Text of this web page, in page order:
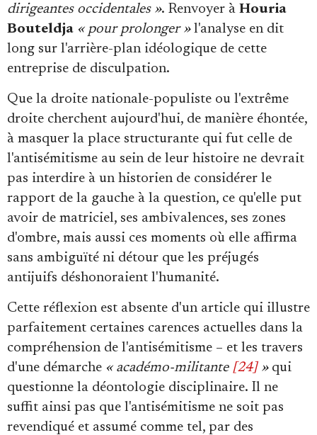
dirigeantes occidentales ». Renvoyer à Houria
Bouteldja « pour prolonger »l'analyse en dit
long sur l'arrière-plan idéologique de cette
entreprise de disculpation.
Que la droite nationale-populiste ou l'extrême
droite cherchent aujourd'hui, de manière éhontée,
à masquer la place structurante qui fut celle de
l'antisémitisme au sein de leur histoire ne devrait
pas interdire à un historien de considérer le
rapport de la gauche à la question, ce qu'elle put
avoir de matriciel, ses ambivalences, ses zones
d'ombre, mais aussi ces moments où elle affirma
sans ambiguïté ni détour que les préjugés
antijuifs déshonoraient l'humanité.
Cette réflexion est absente d'un article qui illustre
parfaitement certaines carences actuelles dans la
compréhension de l'antisémitisme – et les travers
d'une démarche « académo-militante [24]»qui
questionne la déontologie disciplinaire. Il ne
suffit ainsi pas que l'antisémitisme ne soit pas
revendiqué et assumé comme tel, par des